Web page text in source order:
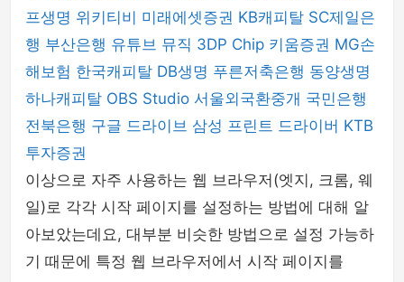
프생명 위키티비 미래에셋증권 KB캐피탈 SC제일은
행 부산은행 유튜브 뮤직 3DP Chip 키움증권 MG손
해보험 한국캐피탈 DB생명 푸른저축은행 동양생명
하나캐피탈 OBS Studio 서울외국환중개 국민은행
전북은행 구글 드라이브 삼성 프린트 드라이버 KTB
투자증권
이상으로 자주 사용하는 웹 브라우저(엣지, 크롬, 웨
일)로 각각 시작 페이지를 설정하는 방법에 대해 알
아보았는데요, 대부분 비슷한 방법으로 설정 가능하
기 때문에 특정 웹 브라우저에서 시작 페이지를